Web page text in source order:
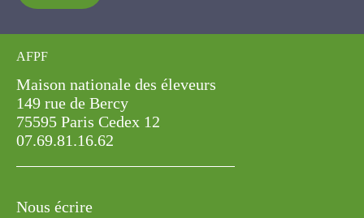
AFPF
Maison nationale des éleveurs
149 rue de Bercy
75595 Paris Cedex 12
07.69.81.16.62
Nous écrire